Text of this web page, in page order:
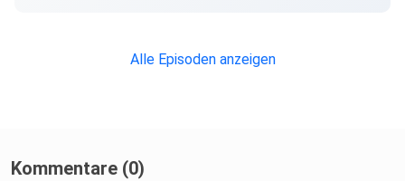
Alle Episoden anzeigen
Kommentare (0)